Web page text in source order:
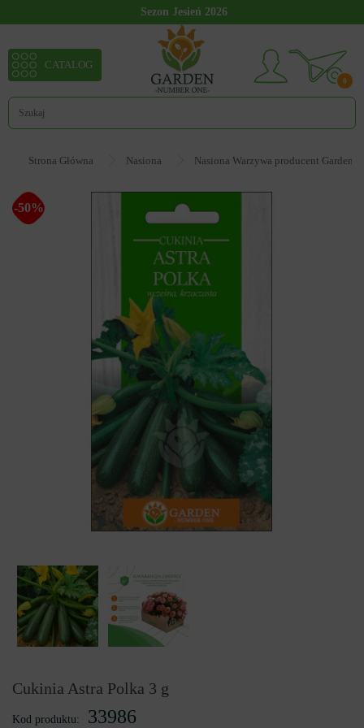
Sezon Jesień 2026
0
CATALOG
Strona Główna Nasiona Nasiona Warzywa producent Garden
-50%
Cukinia Astra Polka 3 g
Kod produktu: 33986